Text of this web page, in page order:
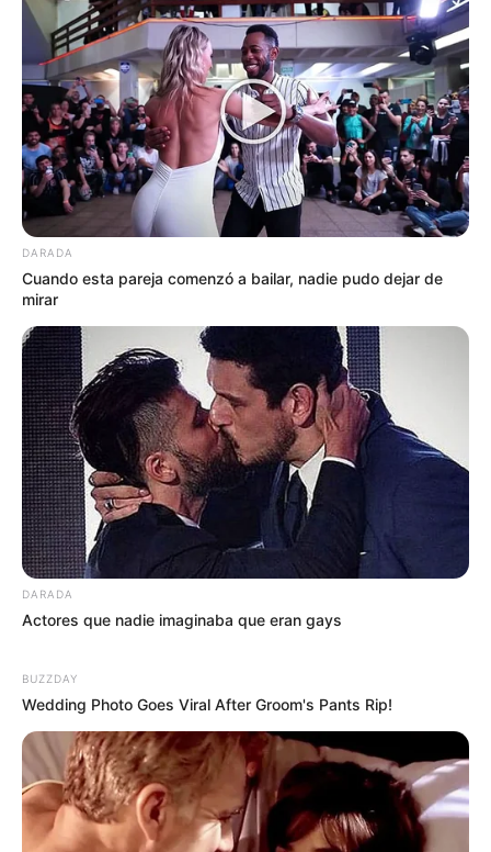
DARADA
Cuando esta pareja comenzó a bailar, nadie pudo dejar de
mirar
DARADA
Actores que nadie imaginaba que eran gays
BUZZDAY
Wedding Photo Goes Viral After Groom's Pants Rip!